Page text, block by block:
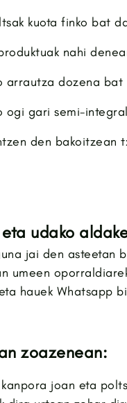
kuota finko bat
nahi
arrautza dozena bat
ogi gari semi-
den bakoitzean
udako
jai den asteetan
umeen
hauek Whatsapp
zoazenean:
joan eta